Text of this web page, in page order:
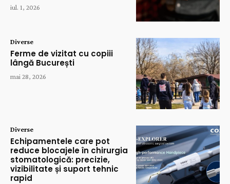
iul. 1, 2026
Diverse
Ferme de vizitat cu copiii
lângă București
mai 28, 2026
Diverse
Echipamentele care pot
reduce blocajele în chirurgia
stomatologică: precizie,
vizibilitate și suport tehnic
rapid